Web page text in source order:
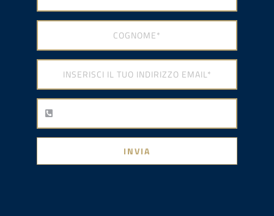
INVIA